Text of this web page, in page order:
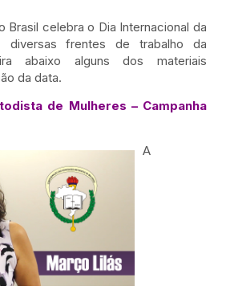
Brasil celebra o Dia Internacional da
diversas frentes de trabalho da
abaixo alguns dos materiais
da data.
de Mulheres – Campanha
A